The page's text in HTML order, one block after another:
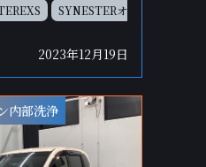
SYNESTERオ
2023年12月19日
内部洗浄